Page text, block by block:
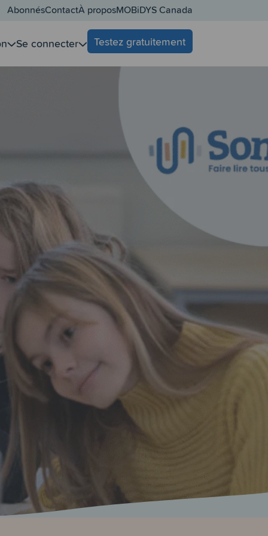
AbonnésContactÀ proposMOBiDYS Canada
Se connecter Testez gratuitement